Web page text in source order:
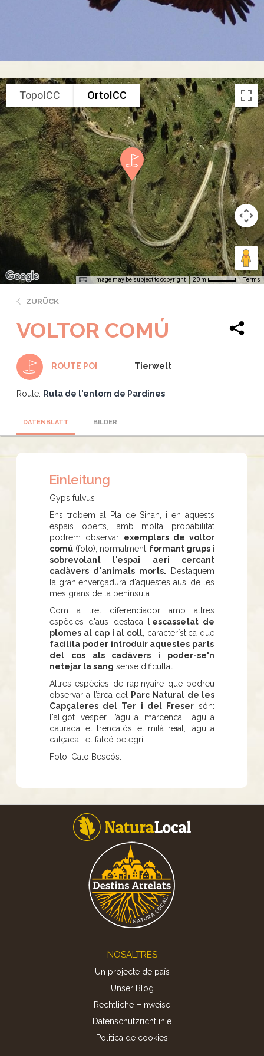
TopoICC OrtoICC
Image may be subject to copyright 20 m Terms
ZURÜCK
VOLTOR COMÚ
ROUTE POI Tierwelt
Route: Ruta de l'entorn de Pardines
DATENBLATT BILDER
Einleitung
Gyps fulvus
Ens trobem al Pla de Sinan, i en aquests
espais oberts, amb molta probabilitat
podrem observar exemplars de voltor
comú (foto), normalment formant grups i
sobrevolant l'espai aeri cercant
cadàvers d'animals morts. Destaquem
la gran envergadura d'aquestes aus, de les
més grans de la península.
Com a tret diferenciador amb altres
espècies d'aus destaca l'escassetat de
plomes al cap i al coll , característica que
facilita poder introduir aquestes parts
del cos als cadàvers i poder-se'n
netejar la sang sense dificultat.
Altres espècies de rapinyaire que podreu
observar a l’àrea del
Parc Natural de les
Capçaleres del Ter i del Fresersón:
l'aligot vesper, l’àguila marcenca, l’àguila
daurada, el trencalòs, el milà reial, l’àguila
calçada i el falcó pelegrí.
Foto: Calo Bescós.
NOSALTRES
Un projecte de país
Unser Blog
Rechtliche Hinweise
Datenschutzrichtlinie
Politica de cookies